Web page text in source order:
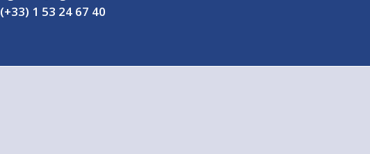
(+33) 1 53 24 67 40